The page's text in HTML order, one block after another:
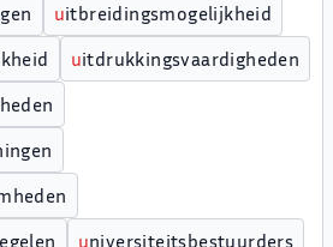
uitbreidingsmogelijkheid
uitdrukkingsvaardigheden
universiteitsbestuurders